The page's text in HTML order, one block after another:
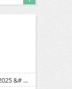
&# ...